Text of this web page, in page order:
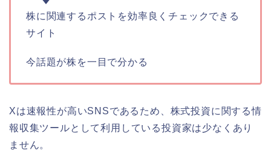
株に関連するポストを効率良くチェックできる
サイト
今話題が株を一目で分かる
Xは速報性が高いSNSであるため、株式投資に関する情
報収集ツールとして利用している投資家は少なくあり
ません。